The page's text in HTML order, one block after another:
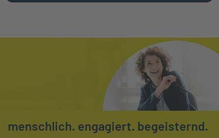
menschlich. engagiert. begeisternd.